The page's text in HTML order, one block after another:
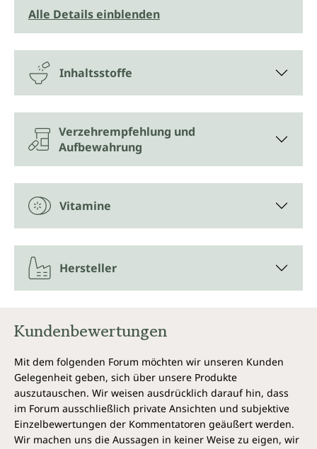
Vitamin C gehört zu den wichtigsten Vitaminen, weil
es an vielen Prozessen im Körper beteiligt ist. Es
kann vom Körper aber nicht hergestellt und auch
nicht gespeichert werden. Deshalb ist eine
ausreichende Vitamin C-Aufnahme mit der Nahrung
Jedes Glas Vitamin C - 1000 mg pro Tagesdosis von
Unimedica enthält 180 Tabletten. Das entspricht
einem 6-Monats-Vorrat.
In Deutschland hergestellt
Vitamin C Tabletten von Unimedica werden in
Deutschland in streng kontrollierten, zertifizierten
Anlagen hergestellt.
Wirkungsspektrum*
einer normalen Funktion des
Immunsystems
einer normalen Funktion des
Immunsystems während und nach
intensiver körperlicher Betätigung
Alle Details einblenden
Inhaltsstoffe
Verzehrempfehlung und
Aufbewahrung
Vitamine
Hersteller
Kundenbewertungen
Mit dem folgenden Forum möchten wir unseren Kunden
Gelegenheit geben, sich über unsere Produkte
auszutauschen. Wir weisen ausdrücklich darauf hin, dass
im Forum ausschließlich private Ansichten und subjektive
Einzelbewertungen der Kommentatoren geäußert werden.
Wir machen uns die Aussagen in keiner Weise zu eigen, wir